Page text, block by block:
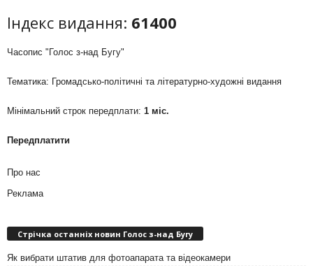
Індекс видання: 61400
Часопис "Голос з-над Бугу"
Тематика: Громадсько-політичні та літературно-художні видання
Мінімальний строк передплати: 1 міс.
Передплатити
Про нас
Реклама
Стрічка останніх новин Голос з-над Бугу
Як вибрати штатив для фотоапарата та відеокамери